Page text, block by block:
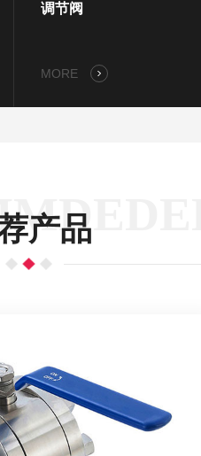
调节阀
MORE
产品